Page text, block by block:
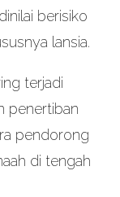
berisiko
lansia.
terjadi
penertiban
pendorong
di tengah